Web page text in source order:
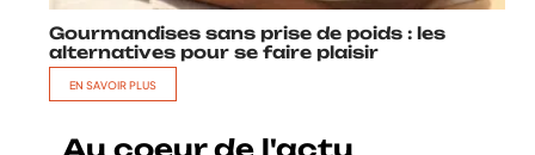
Gourmandises sans prise de poids : les
alternatives pour se faire plaisir
EN SAVOIR PLUS
Au coeur de l'actu